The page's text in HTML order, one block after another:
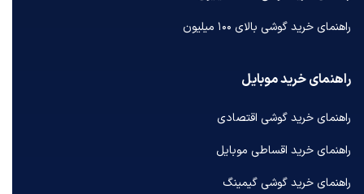
راهنمای خرید گوشی بالای ۱۰۰ میلیون
راهنمای خرید موبایل
راهنمای خرید گوشی اقتصادی
راهنمای خرید اقساطی موبایل
راهنمای خرید گوشی گیمینگ